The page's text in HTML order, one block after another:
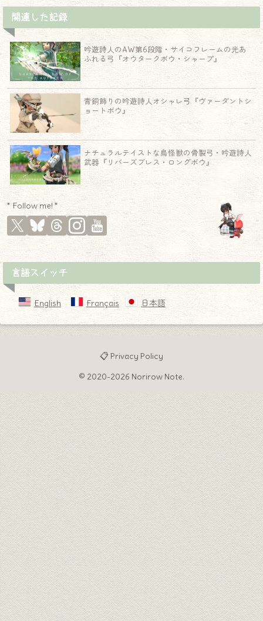
関連した記録
吟遊詩人のAW第6段階・サイコフレームの光あ
ふれる弓『オウタークボウ・シャープ』
青銅飾りの吟遊詩人オシャレ弓『ヴァーダントシ
ョートボウ』
ナチュラルテイストな鳥怪獣の骨製弓・吟遊詩人
武器『リバーズブレス・ロングボウ』
* Follow me! *
言語スイッチ
English Français 日本語
📋 Privacy Policy
© 2020-2026 Norirow Note.